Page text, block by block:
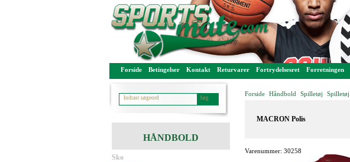
Forside Betingelser Kontakt Returvarer Fortrydelsesret Forretningen
HÅNDBOLD
Sko
Forside Håndbold Spilletøj Spilletøj
MACRON Polis
Varenummer: 30258